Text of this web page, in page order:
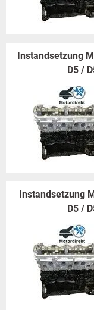
Instandsetzung
D5 /
Instandsetzung
D5 /